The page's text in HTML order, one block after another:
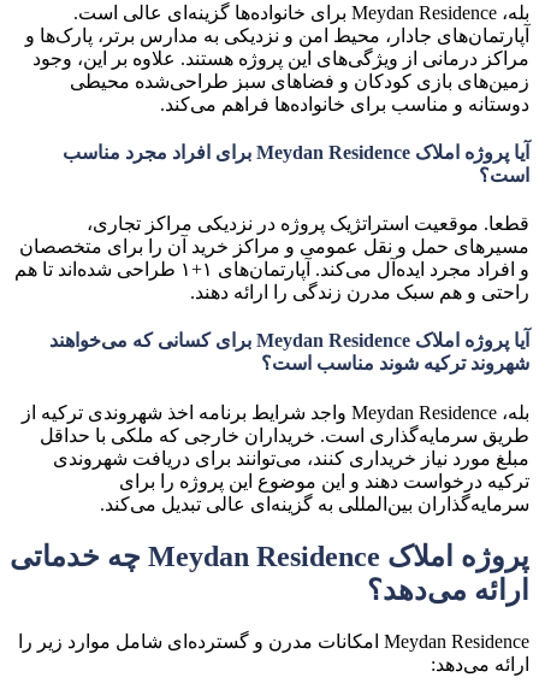
بله، Meydan Residence برای خانواده‌ها گزینه‌ای عالی است.
آپارتمان‌های جادار، محیط امن و نزدیکی به مدارس برتر، پارک‌ها و
مراکز درمانی از ویژگی‌های این پروژه هستند. علاوه بر این، وجود
زمین‌های بازی کودکان و فضاهای سبز طراحی‌شده محیطی
دوستانه و مناسب برای خانواده‌ها فراهم می‌کند.
آیا پروژه املاک Meydan Residence برای افراد مجرد مناسب
است؟
قطعا. موقعیت استراتژیک پروژه در نزدیکی مراکز تجاری،
مسیرهای حمل و نقل عمومی و مراکز خرید آن را برای متخصصان
و افراد مجرد ایده‌آل می‌کند. آپارتمان‌های ۱+۱ طراحی شده‌اند تا هم
راحتی و هم سبک مدرن زندگی را ارائه دهند.
آیا پروژه املاک Meydan Residence برای کسانی که می‌خواهند
شهروند ترکیه شوند مناسب است؟
بله، Meydan Residence واجد شرایط برنامه اخذ شهروندی ترکیه از
طریق سرمایه‌گذاری است. خریداران خارجی که ملکی با حداقل
مبلغ مورد نیاز خریداری کنند، می‌توانند برای دریافت شهروندی
ترکیه درخواست دهند و این موضوع این پروژه را برای
سرمایه‌گذاران بین‌المللی به گزینه‌ای عالی تبدیل می‌کند.
پروژه املاک Meydan Residence چه خدماتی
ارائه می‌دهد؟
Meydan Residence امکانات مدرن و گسترده‌ای شامل موارد زیر را
ارائه می‌دهد: